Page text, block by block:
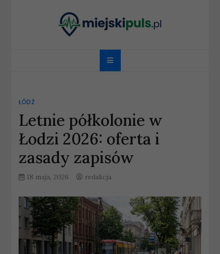
miejskipuls.pl
ŁÓDŹ
Letnie półkolonie w
Łodzi 2026: oferta i
zasady zapisów
18 maja, 2026 redakcja